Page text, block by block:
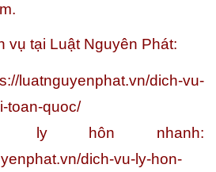
vụ tại Luật Nguyên Phát:
luatnguyenphat.vn/dich-vu-
toan-quoc/
ly hôn nhanh:
dich-vu-ly-hon-